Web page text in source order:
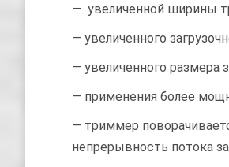
— увеличенной ширины
— увеличенного
— увеличенного размера
— применения более
— триммер
непрерывность потока